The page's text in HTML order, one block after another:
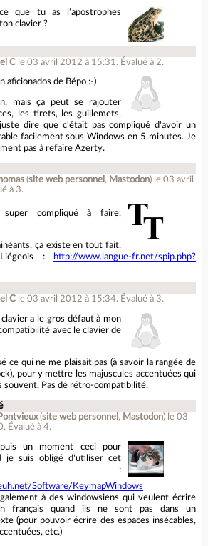
que tu as l’apostrophes
clavier ?
C le 03 avril 2012 à 15:31 . Évalué à 2.
aficionados de Bépo :-)
mais ça peut se rajouter
les tirets, les guillemets,
dire que c'était pas compliqué d'avoir un
facilement sous Windows en 5 minutes. Je
pas à refaire Azerty.
(site web personnel , Mastodon) le 03 avril
à 3.
compliqué à faire,
ça existe en tout fait,
:
http://www.langue-fr.net/spip.php?
C le 03 avril 2012 à 15:34. Évalué à 3.
a le gros défaut à mon
avec le clavier de
ce qui ne me plaisait pas (à savoir la rangée de
pour y mettre les majuscules accentuées qui
souvent. Pas de rétro-compatibilité.
(site web personnel , Mastodon) le 03
. Évalué à4.
un moment ceci pour
je suis obligé d'utiliser cet
:
Software/KeymapWindows
à des windowsiens qui veulent écrire
français quand ils ne sont pas dans un
(pour pouvoir écrire des espaces insécables,
etc.)